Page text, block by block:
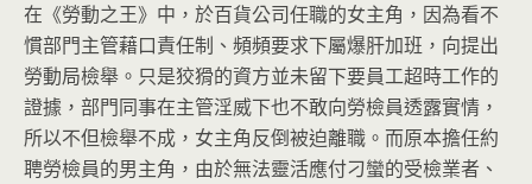
在《勞動之王》中，於百貨公司任職的女主角，因為看不
慣部門主管藉口責任制、頻頻要求下屬爆肝加班，向提出
勞動局檢舉。只是狡猾的資方並未留下要員工超時工作的
證據，部門同事在主管淫威下也不敢向勞檢員透露實情，
所以不但檢舉不成，女主角反倒被迫離職。而原本擔任約
聘勞檢員的男主角，由於無法靈活應付刁蠻的受檢業者、